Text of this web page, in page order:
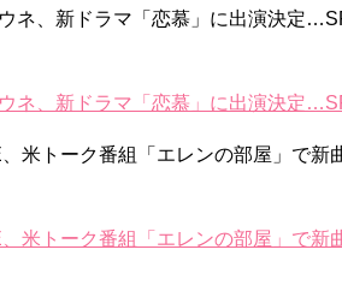
ネ、新ドラマ「恋慕」に出演決定
ネ、新ドラマ「恋慕」に出演決定
米トーク番組「エレンの部屋」で
米トーク番組「エレンの部屋」で